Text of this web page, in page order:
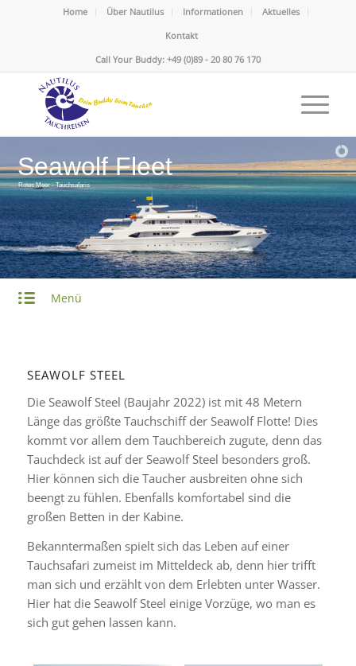
Home Über Nautilus Informationen
Aktuelles
Kontakt
Call Your Buddy: +49 (0)89 - 20 80 76 170
Seawolf Fleet
Rotes Meer - Tauchsafaris
Menü
SEAWOLF STEEL
Die Seawolf Steel (Baujahr 2022) ist mit 48 Metern
Länge das größte Tauchschiff der Seawolf Flotte! Dies
kommt vor allem dem Tauchbereich zugute, denn das
Tauchdeck ist auf der Seawolf Steel besonders groß.
Hier können sich die Taucher ausbreiten ohne sich
beengt zu fühlen. Ebenfalls komfortabel sind die
großen Betten in der Kabine.
Bekanntermaßen spielt sich das Leben auf einer
Tauchsafari zumeist im Mitteldeck ab, denn hier trifft
man sich und erzählt von dem Erlebten unter Wasser.
Hier hat die Seawolf Steel einige Vorzüge, wo man es
sich gut gehen lassen kann.